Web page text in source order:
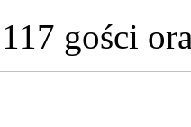
gości